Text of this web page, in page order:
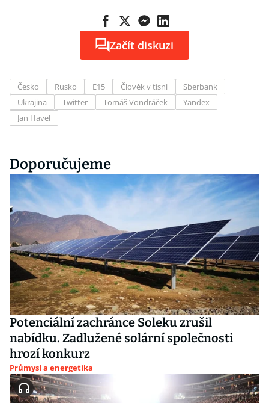
Začít diskuzi
Česko Rusko E15 Člověk v tísni
Sberbank
Ukrajina
Twitter Tomáš Vondráček
Yandex
Jan Havel
Doporučujeme
Potenciální zachránce Soleku zrušil
nabídku. Zadlužené solární společnosti
hrozí konkurz
Průmysl a energetika